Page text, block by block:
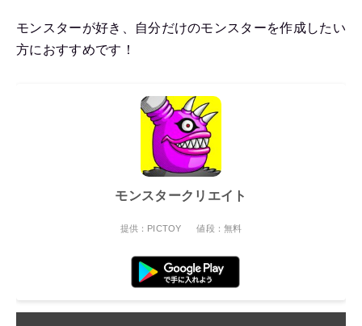
モンスターが好き、自分だけのモンスターを作成したい
方におすすめです！
モンスタークリエイト
提供：PICTOY 値段：無料